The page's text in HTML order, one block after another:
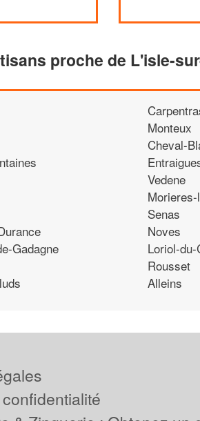
proche de L'isle-
Gadagne
Monteux
Cheval-
Vedene
Senas
Noves
Loriol-
Rousset
Alleins